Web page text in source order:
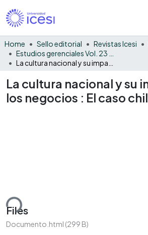
Home Sello editorial Revistas Icesi
La cultura nacional y su
los negocios : El caso
Files
Documento.html (299 B)